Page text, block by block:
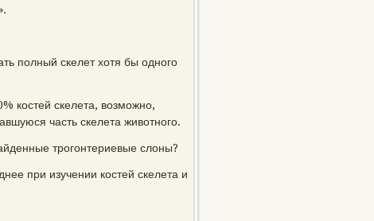
полный скелет хотя бы одного
костей скелета, возможно,
часть скелета животного.
трогонтериевые слоны?
при изучении костей скелета и